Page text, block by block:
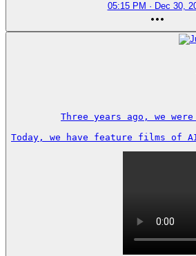
05:15 PM · Dec 30,
Three years ago, we
Today, we have feature films of